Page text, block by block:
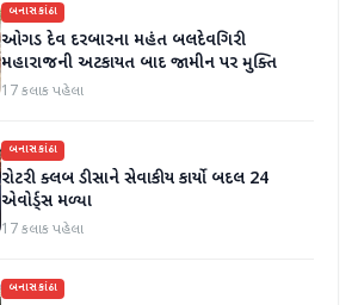
બનાસકાંઠા
ઓગડ દેવ દરબારના મહંત બલદેવગિરી
મહારાજની અટકાયત બાદ જામીન પર મુક્તિ
17 કલાક પહેલા
બનાસકાંઠા
રોટરી ક્લબ ડીસાને સેવાકીય કાર્યો બદલ 24
એવોર્ડ્સ મળ્યા
17 કલાક પહેલા
બનાસકાંઠા